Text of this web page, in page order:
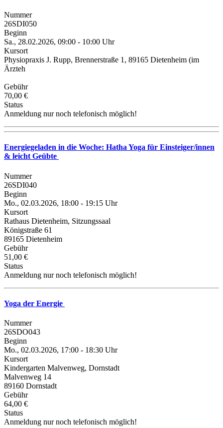
Nummer
26SDI050
Beginn
Sa., 28.02.2026, 09:00 - 10:00 Uhr
Kursort
Physiopraxis J. Rupp, Brennerstraße 1, 89165 Dietenheim (im
Ärzteh
Gebühr
70,00 €
Status
Anmeldung nur noch telefonisch möglich!
Energiegeladen in die Woche: Hatha Yoga für Einsteiger/innen
& leicht Geübte
Nummer
26SDI040
Beginn
Mo., 02.03.2026, 18:00 - 19:15 Uhr
Kursort
Rathaus Dietenheim, Sitzungssaal
Königstraße 61
89165 Dietenheim
Gebühr
51,00 €
Status
Anmeldung nur noch telefonisch möglich!
Yoga der Energie
Nummer
26SDO043
Beginn
Mo., 02.03.2026, 17:00 - 18:30 Uhr
Kursort
Kindergarten Malvenweg, Dornstadt
Malvenweg 14
89160 Dornstadt
Gebühr
64,00 €
Status
Anmeldung nur noch telefonisch möglich!